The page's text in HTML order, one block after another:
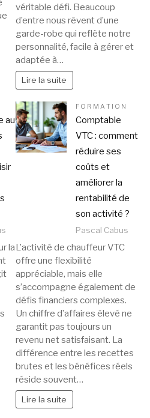
véritable défi. Beaucoup
d’entre nous rêvent d’une
garde-robe qui reflète notre
personnalité, facile à gérer et
adaptée à…
Lire la suite
au
la
FORMATION
Comptable
VTC : comment
réduire ses
coûts et
améliorer la
rentabilité de
son activité ?
Pascal Cabus
L’activité de chauffeur VTC
offre une flexibilité
appréciable, mais elle
s’accompagne également de
défis financiers complexes.
Un chiffre d’affaires élevé ne
garantit pas toujours un
revenu net satisfaisant. La
différence entre les recettes
brutes et les bénéfices réels
réside souvent…
Lire la suite